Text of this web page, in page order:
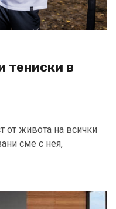
тениски в
от живота на всички
сме с нея,